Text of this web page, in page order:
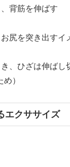
背筋を伸ばす
尻を突き出すイ
、ひざは伸ばし
）
エクササイズ